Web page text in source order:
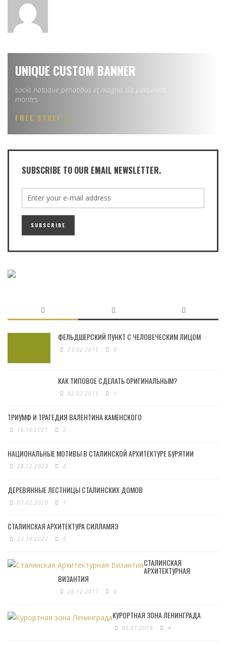
UNIQUE CUSTOM BANNER
sociis natoque penatibus et magnis dis parturient
montes
FREE STUFF
SUBSCRIBE TO OUR EMAIL NEWSLETTER.
ФЕЛЬДШЕРСКИЙ ПУНКТ С ЧЕЛОВЕЧЕСКИМ ЛИЦОМ
23.02.2015 0
КАК ТИПОВОЕ СДЕЛАТЬ ОРИГИНАЛЬНЫМ?
02.03.2015 1
ТРИУМФ И ТРАГЕДИЯ ВАЛЕНТИНА КАМЕНСКОГО
16.10.2021 2
НАЦИОНАЛЬНЫЕ МОТИВЫ В СТАЛИНСКОЙ АРХИТЕКТУРЕ БУРЯТИИ
28.12.2023 2
ДЕРЕВЯННЫЕ ЛЕСТНИЦЫ СТАЛИНСКИХ ДОМОВ
07.02.2020 1
СТАЛИНСКАЯ АРХИТЕКТУРА СИЛЛАМЯЭ
23.10.2022 5
СТАЛИНСКАЯ
АРХИТЕКТУРНАЯ
ВИЗАНТИЯ
26.12.2017 0
КУРОРТНАЯ ЗОНА ЛЕНИНГРАДА
05.01.2018 4